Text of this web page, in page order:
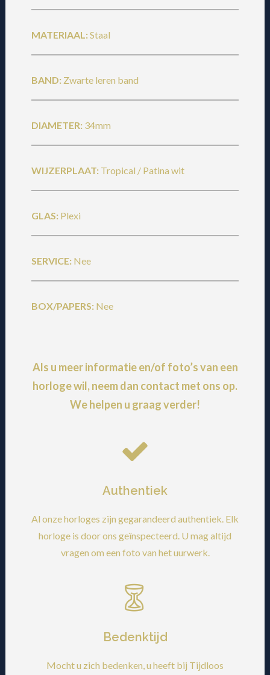
MATERIAAL:Staal
BAND:Zwarte leren band
DIAMETER:34mm
WIJZERPLAAT:Tropical / Patina wit
GLAS:Plexi
SERVICE:Nee
BOX/PAPERS:Nee
Als u meer informatie en/of foto’s van een
horloge wil, neem dan contact met ons op.
We helpen u graag verder!
Authentiek
Al onze horloges zijn gegarandeerd authentiek. Elk
horloge is door ons geïnspecteerd. U mag altijd
vragen om een foto van het uurwerk.
Bedenktijd
Mocht u zich bedenken, u heeft bij Tijdloos